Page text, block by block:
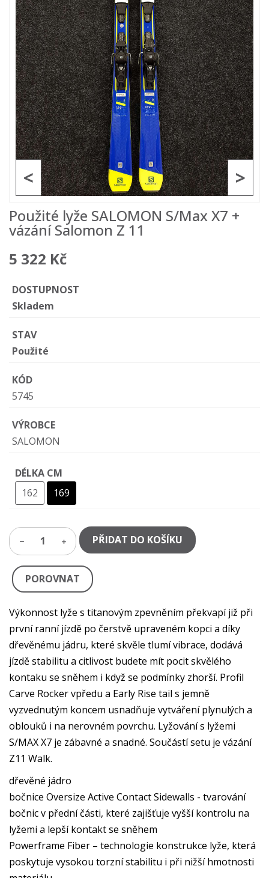
>
<
Použité lyže SALOMON S/Max X7 +
vázání Salomon Z 11
5 322 Kč
DOSTUPNOST
Skladem
STAV
Použité
KÓD
5745
VÝROBCE
SALOMON
DÉLKA CM
162
169
1 PŘIDAT DO KOŠÍKU
POROVNAT
Výkonnost lyže s titanovým zpevněním překvapí již při
první ranní jízdě po čerstvě upraveném kopci a díky
dřevěnému jádru, které skvěle tlumí vibrace, dodává
jízdě stabilitu a citlivost budete mít pocit skvělého
kontaku se sněhem i když se podmínky zhorší. Profil
Carve Rocker vpředu a Early Rise tail s jemně
vyzvednutým koncem usnadňuje vytváření plynulých a
oblouků i na nerovném povrchu. Lyžování s lyžemi
S/MAX X7 je zábavné a snadné. Součástí setu je vázání
Z11 Walk.
dřevěné jádro
bočnice Oversize Active Contact Sidewalls - tvarování
bočnic v přední části, které zajišťuje vyšší kontrolu na
lyžemi a lepší kontakt se sněhem
Powerframe Fiber – technologie konstrukce lyže, která
poskytuje vysokou torzní stabilitu i při nižší hmotnosti